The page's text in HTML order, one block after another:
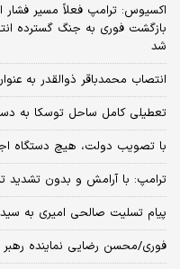
اکسیوس: ترامپ فعلاً مسیر فشار
بازگشت فوری به جنگ گسترده
شد
انتصاب محمدباقر ذوالقدر به
تعطیلی کامل ساحل توسکا به
با تصویب دولت، هیچ دستگاه
ترامپ: با آرامش و بدون تشدید
پیام تسلیت صالحی امیری به
فوری/محسن رضایی نماینده